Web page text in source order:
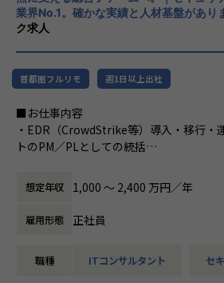
います。既存の仕組みを維持するのでは
台を作り上げる経験ができます。
リーダー候補として、技術方針の策定・
成にも携わります。スペシャリストとマ
道が拓けるポジションです。
■身に付く・期待する、知識・スキル・能
・DevSecOps／シフトレフトの実践 ：
・セキュリティガバナンス構築の経験：
・オブザーバビリティ基盤の設計力：監
業界No.1。確かな実績と人材基盤があり
ク求人
首都圏フルリモ 週1日以上出社
■お仕事内容
・EDR（CrowdStrike等）導入・移行・
トのPM／PLとしての統括
の構想策定、設計のリード
・SOC／MDR運用設計、インシデント対
支援
・検知ルール・運用プロセスの高度化、
・ユニット（チーム）のマネジメント、
想定年収 1,000 〜 2,400 万円／年
雇用形態 正社員
職種 ITコンサルタント セ